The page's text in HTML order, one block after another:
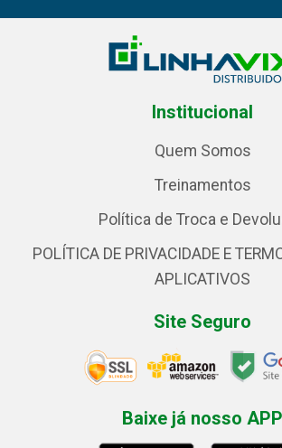
Institucional
Quem Somos
Treinamentos
Política de Troca e
POLÍTICA DE PRIVACIDADE E
APLICATIVOS
Site Seguro
Baixe já nosso APP